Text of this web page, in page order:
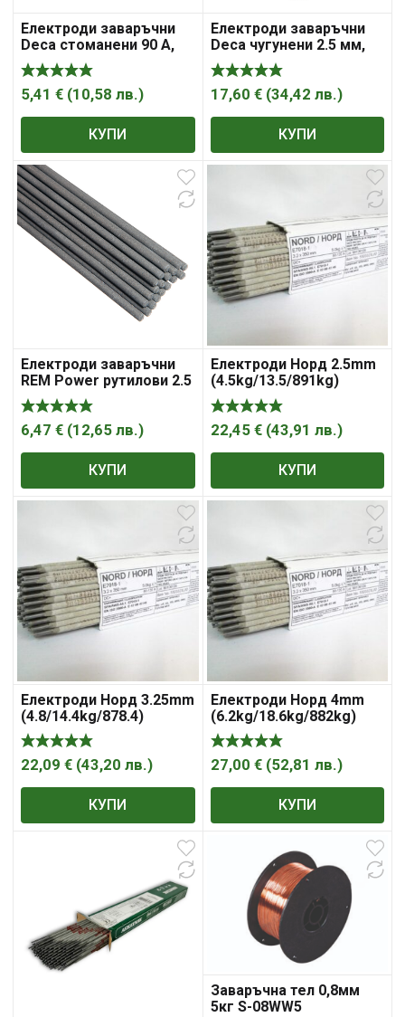
Електроди заваръчни
Deca стоманени 90 A,
2.5 мм, 350 мм, 5 кг,
AWS A5.1
5,41 € (10,58 лв.)
КУПИ
Електроди заваръчни
Deca чугунени 2.5 мм,
300 мм
17,60 € (34,42 лв.)
КУПИ
Електроди заваръчни
REM Power рутилови 2.5
мм, 300 мм, 2.1 кг
6,47 € (12,65 лв.)
КУПИ
Електроди Норд 2.5mm
(4.5kg/13.5/891kg)
22,45 € (43,91 лв.)
КУПИ
Електроди Норд 3.25mm
(4.8/14.4kg/878.4)
(5/15kg)
22,09 € (43,20 лв.)
КУПИ
Електроди Норд 4mm
(6.2kg/18.6kg/882kg)
27,00 € (52,81 лв.)
КУПИ
Заваръчна тел 0,8мм
5кг S-08WW5